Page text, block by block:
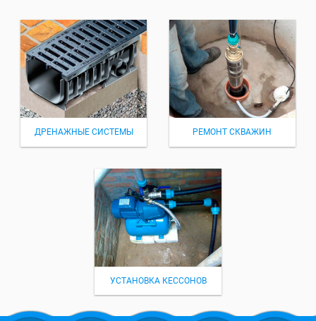
ДРЕНАЖНЫЕ СИСТЕМЫ РЕМОНТ СКВАЖИН
УСТАНОВКА КЕССОНОВ